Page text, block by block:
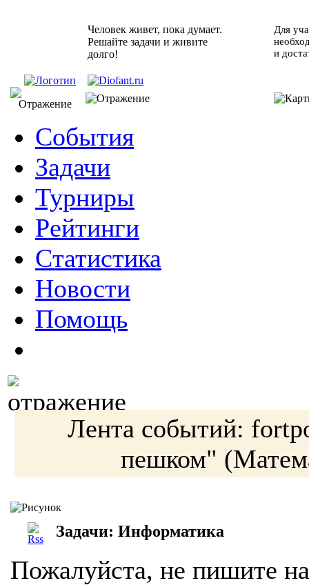
Человек живет, пока думает.
Решайте задачи и живите
долго!
Для
и
События
Задачи
Турниры
Рейтинги
Статистика
Новости
Помощь
Лента событий:
пешком"
Задачи: Информатика
Пожалуйста, не пишите